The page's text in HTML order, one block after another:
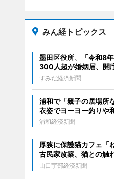
みん経トピックス
墨田区役所、「令和8
300人超が婚姻届、開
すみだ経済新聞
浦和で「親子の居場
衣姿でヨーヨー釣りや
浦和経済新聞
厚狭に保護猫カフェ「
古民家改築、猫との触
山口宇部経済新聞